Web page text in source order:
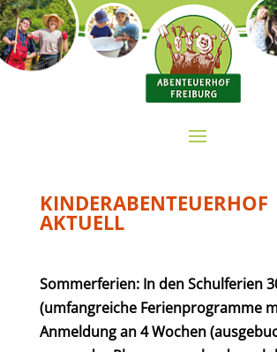
KINDERABENTEUERHOF
AKTUELL
Sommerferien: In den Schulferien
(umfangreiche Ferienprogramme
Anmeldung an 4 Wochen